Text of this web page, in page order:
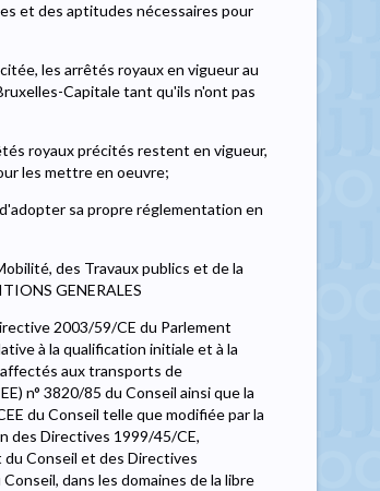
et des aptitudes nécessaires pour
les arrêtés royaux en vigueur au
Capitale tant qu'ils n'ont pas
royaux précités restent en vigueur,
les mettre en oeuvre;
sa propre réglementation en
des Travaux publics et de la
GENERALES
2003/59/CE du Parlement
à la qualification initiale et à la
aux transports de
n° 3820/85 du Conseil ainsi que la
du Conseil telle que modifiée par la
des Directives 1999/45/CE,
Conseil et des Directives
dans les domaines de la libre